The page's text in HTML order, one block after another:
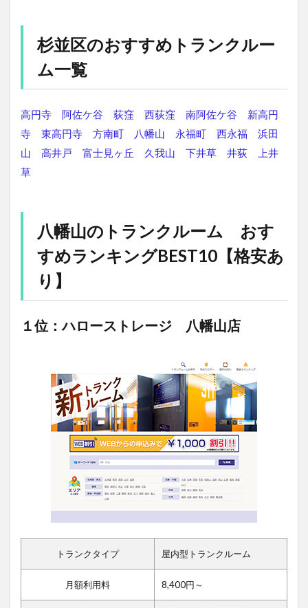
杉並区のおすすめトランクルー
ム一覧
高円寺 阿佐ケ谷 荻窪 西荻窪 南阿佐ケ谷
新高円
寺
東高円寺 方南町 八幡山 永福町 西永福
浜田
山
高井戸 富士見ヶ丘 久我山 下井草 井荻
上井
草
八幡山のトランクルーム おす
すめランキングBEST10【格安あ
り】
１位：ハローストレージ 八幡山店
トランクタイプ 屋内型トランクルーム
月額利用料 8,400円～